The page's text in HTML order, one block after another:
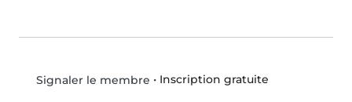
Signaler le membre • Inscription gratuite